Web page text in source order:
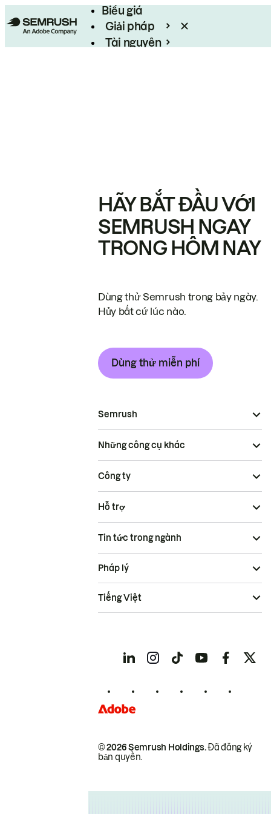
Biểu giá
Giải pháp
Tài nguyên
HÃY BẮT ĐẦU VỚI
SEMRUSH NGAY
TRONG HÔM NAY
Dùng thử Semrush trong bảy ngày.
Hủy bất cứ lúc nào.
Dùng thử miễn phí
Semrush
Những công cụ khác
Công ty
Hỗ trợ
Tin tức trong ngành
© 2026 Semrush Holdings.Đã đăng ký
bản quyền.
Pháp lý
Tiếng Việt